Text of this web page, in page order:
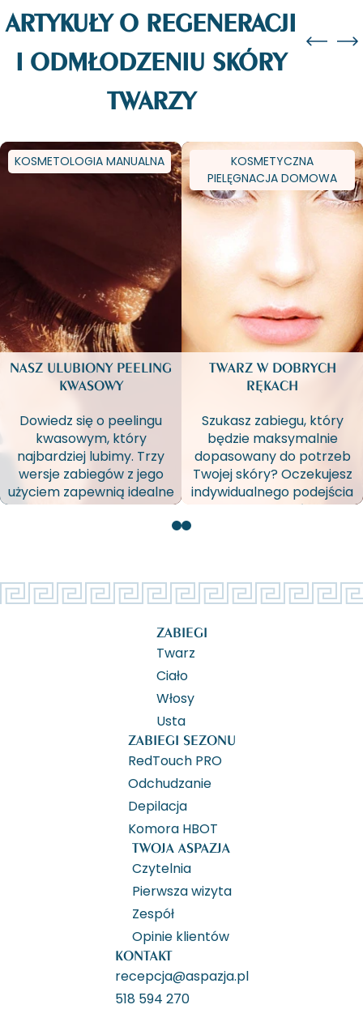
ARTYKUŁY O REGENERACJI
I ODMŁODZENIU SKÓRY
TWARZY
NASZ ULUBIONY PEELING
KWASOWY
Dowiedz się o peelingu
kwasowym, który
najbardziej lubimy. Trzy
wersje zabiegów z jego
użyciem zapewnią idealne
dopasowanie procedury
do Twoich indywidualnych
Rozszerzony, relaksujący
rytuał? Wzmocniona
KOSMETOLOGIA MANUALNA
TWARZ W DOBRYCH
RĘKACH
Szukasz zabiegu, który
będzie maksymalnie
dopasowany do potrzeb
Twojej skóry? Oczekujesz
indywidualnego podejścia
i kosmetyków
Aspazja, gdzie pracujemy
na nowatorskich
Dermalogica. [archiwum]
KOSMETYCZNA
PIELĘGNACJA DOMOWA
ZABIEGI
Twarz
Ciało
Włosy
Usta
ZABIEGI SEZONU
RedTouch PRO
Odchudzanie
Depilacja
Komora HBOT
TWOJA ASPAZJA
Czytelnia
Pierwsza wizyta
Zespół
Opinie klientów
KONTAKT
recepcja@aspazja.pl
518 594 270